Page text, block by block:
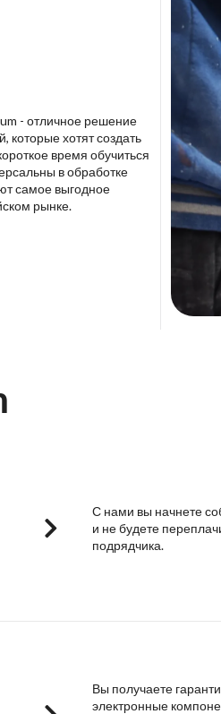
- отличное решение
хотят создать
время обучиться
в обработке
самое выгодное
рынке.
С нами вы начнете
и не будете
подрядчика.
Вы получаете
электронные